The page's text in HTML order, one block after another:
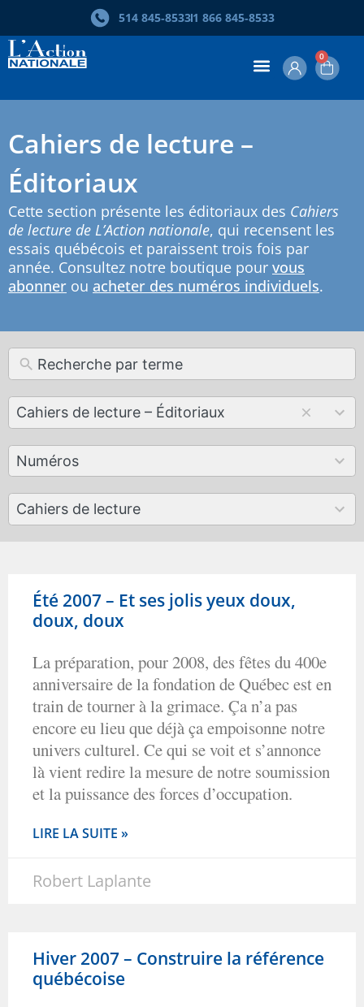
search
results
514 845‑85331 866 845‑8533
0
Cahiers de lecture –
Éditoriaux
Cette section présente les éditoriaux des Cahiers
de lecture de L’Action nationale, qui recensent les
essais québécois et paraissent trois fois par
année. Consultez notre boutique pour vous
abonner ou acheter des numéros individuels.
Cahiers de lecture – Éditoriaux
12
results
Numéros
179
results
Cahiers de lecture
50
results
Été 2007 – Et ses jolis yeux doux,
doux, doux
La préparation, pour 2008, des fêtes du 400e
anniversaire de la fondation de Québec est en
train de tourner à la grimace. Ça n’a pas
encore eu lieu que déjà ça empoisonne notre
univers culturel. Ce qui se voit et s’annonce
là vient redire la mesure de notre soumission
et la puissance des forces d’occupation.
LIRE LA SUITE »
Robert Laplante
Hiver 2007 – Construire la référence
québécoise